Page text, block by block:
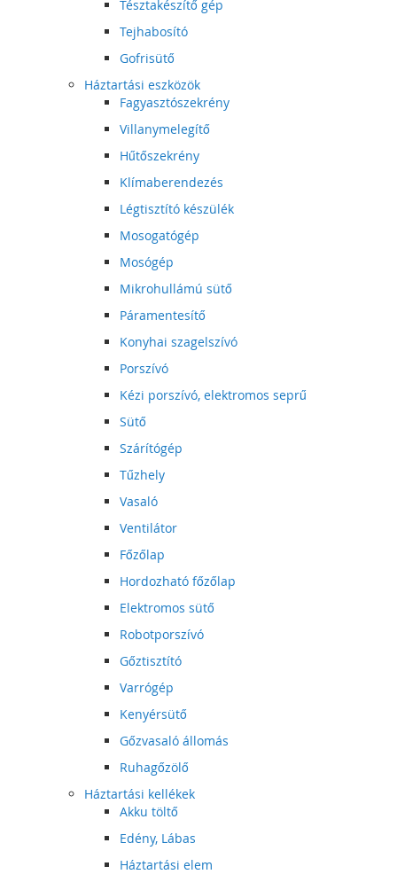
Tésztakészítő gép
Tejhabosító
Gofrisütő
Háztartási eszközök
Fagyasztószekrény
Villanymelegítő
Hűtőszekrény
Klímaberendezés
Légtisztító készülék
Mosogatógép
Mosógép
Mikrohullámú sütő
Páramentesítő
Konyhai szagelszívó
Porszívó
Kézi porszívó, elektromos seprű
Sütő
Szárítógép
Tűzhely
Vasaló
Ventilátor
Főzőlap
Hordozható főzőlap
Elektromos sütő
Robotporszívó
Gőztisztító
Varrógép
Kenyérsütő
Gőzvasaló állomás
Ruhagőzölő
Háztartási kellékek
Akku töltő
Edény, Lábas
Háztartási elem